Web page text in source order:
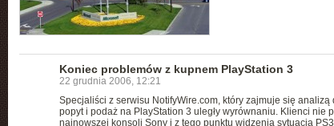
Koniec problemów z kupnem PlayStation 3
22 grudnia 2006, 12:21
Specjaliści z serwisu NotifyWire.com, który zajmuje się
popyt i podaż na PlayStation 3 uległy wyrównaniu. Klienci
najnowszej konsoli Sony i z tego punktu widzenia sytuacja